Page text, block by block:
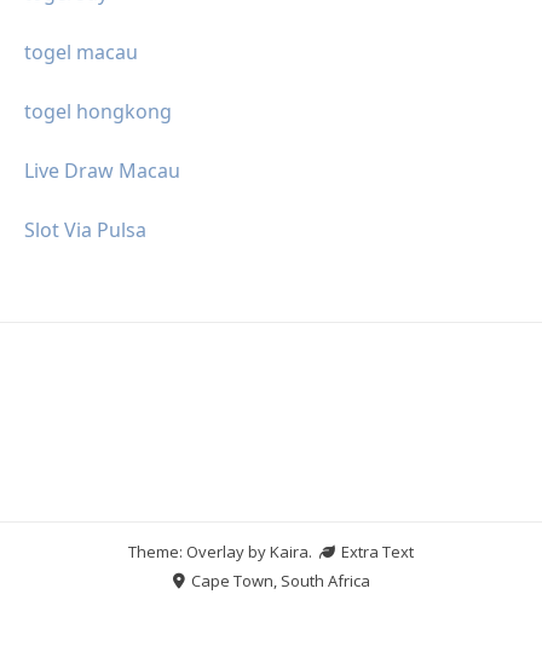
togel macau
togel hongkong
Live Draw Macau
Slot Via Pulsa
Theme: Overlay byKaira.
Extra Text
Cape Town, South Africa